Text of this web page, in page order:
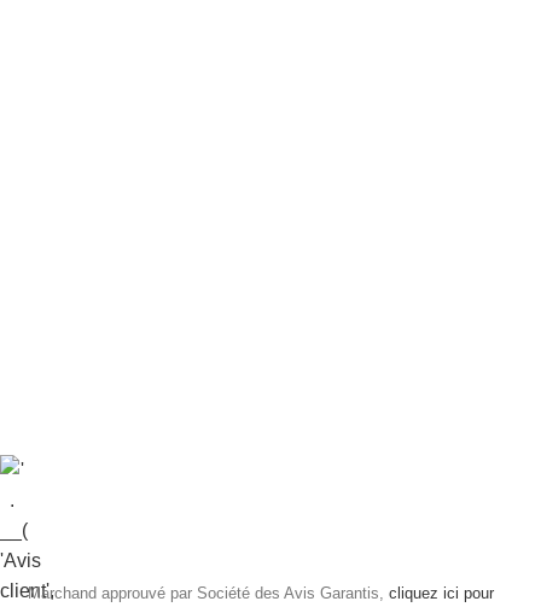
Marchand approuvé par Société des Avis Garantis, cliquez ici pour